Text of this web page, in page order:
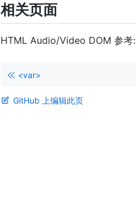
相关页面
HTML Audio/Video DOM 参考:
<var>
GitHub 上编辑此页